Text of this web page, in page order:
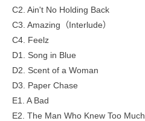
C2. Ain't No Holding Back
C3. Amazing（Interlude）
C4. Feelz
D1. Song in Blue
D2. Scent of a Woman
D3. Paper Chase
E1. A Bad
E2. The Man Who Knew Too Much